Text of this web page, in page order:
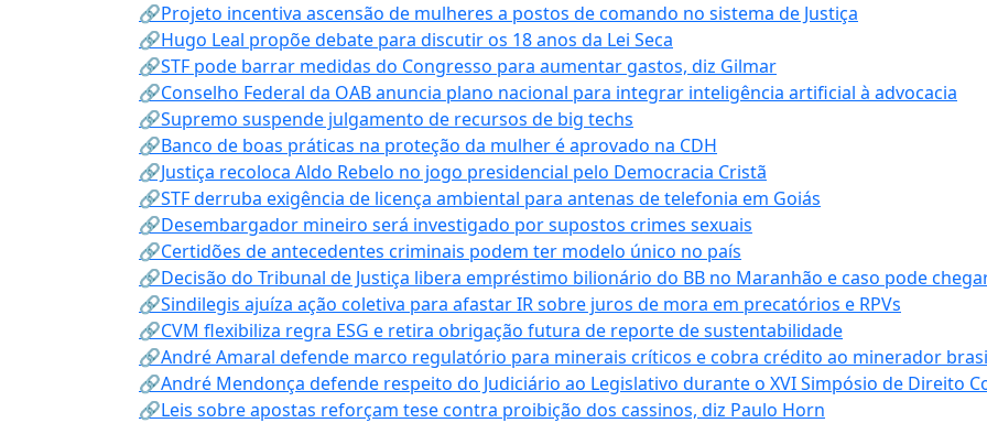
🔗Projeto incentiva ascensão de mulheres a postos de comando no sistema de Justiça
🔗Hugo Leal propõe debate para discutir os 18 anos da Lei Seca
🔗STF pode barrar medidas do Congresso para aumentar gastos, diz Gilmar
🔗Conselho Federal da OAB anuncia plano nacional para integrar inteligência artificial à advocacia
🔗Supremo suspende julgamento de recursos de big techs
🔗Banco de boas práticas na proteção da mulher é aprovado na CDH
🔗Justiça recoloca Aldo Rebelo no jogo presidencial pelo Democracia Cristã
🔗STF derruba exigência de licença ambiental para antenas de telefonia em Goiás
🔗Desembargador mineiro será investigado por supostos crimes sexuais
🔗Certidões de antecedentes criminais podem ter modelo único no país
🔗Decisão do Tribunal de Justiça libera empréstimo bilionário do BB no Maranhão e caso pode chegar
🔗Sindilegis ajuíza ação coletiva para afastar IR sobre juros de mora em precatórios e RPVs
🔗CVM flexibiliza regra ESG e retira obrigação futura de reporte de sustentabilidade
🔗André Amaral defende marco regulatório para minerais críticos e cobra crédito ao minerador
🔗André Mendonça defende respeito do Judiciário ao Legislativo durante o XVI Simpósio de Direito
🔗Leis sobre apostas reforçam tese contra proibição dos cassinos, diz Paulo Horn